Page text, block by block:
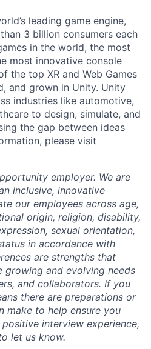
leading game engine,
3 billion consumers each
in the world, the most
most innovative console
the top XR and Web Games
and grown in Unity. Unity
industries like automotive,
to design, simulate, and
the gap between ideas
please visit
employer. We are
inclusive, innovative
our employees across age,
origin, religion, disability,
sexual orientation,
in accordance with
are strengths that
growing and evolving needs
and collaborators. If you
there are preparations or
make to help ensure you
interview experience,
let us know.